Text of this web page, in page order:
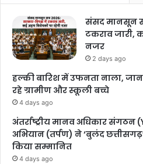
संसद मानसून
टकराव जारी,
नजर
2 days ago
हल्की बारिश में उफनता नाला,
रहे ग्रामीण और स्कूली बच्चे
4 days ago
अंतर्राष्ट्रीय मानव अधिकार संगठन
अभियान (तर्पण) ने ‘बुलंद
किया सम्मानित
4 days ago